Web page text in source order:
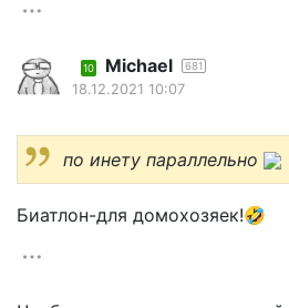
10 Michael 681
18.12.2021 10:07
по инету параллельно
Биатлон-для домохозяек!🤣